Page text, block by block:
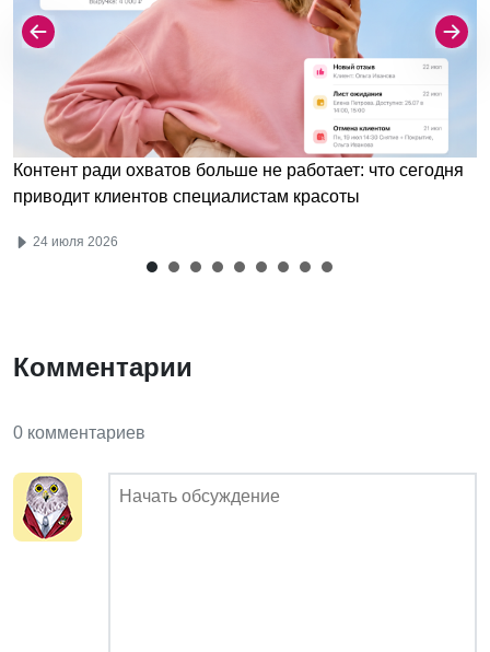
Контент ради охватов больше не работает: что сегодня
приводит клиентов специалистам красоты
24 июля 2026
Комментарии
0 комментариев